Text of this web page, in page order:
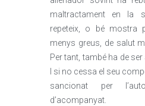
maltractament en la
repeteix, o bé mostra
menys greus, de salut
Per tant, també ha de
I si no cessa el seu
sancionat per
d’acompanyat.